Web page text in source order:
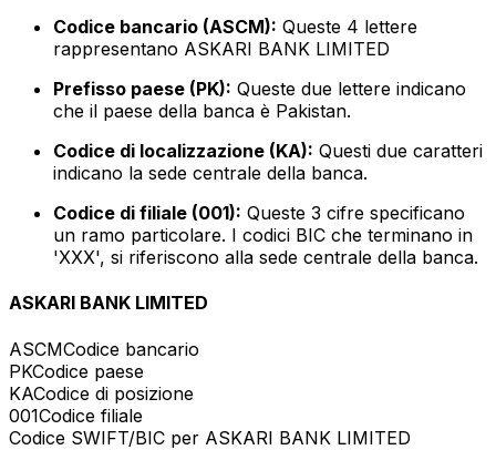
Codice bancario (ASCM): Queste 4 lettere
rappresentano ASKARI BANK LIMITED
Prefisso paese (PK): Queste due lettere indicano
che il paese della banca è Pakistan.
Codice di localizzazione (KA): Questi due caratteri
indicano la sede centrale della banca.
Codice di filiale (001): Queste 3 cifre specificano
un ramo particolare. I codici BIC che terminano in
'XXX', si riferiscono alla sede centrale della banca.
ASKARI BANK LIMITED
ASCMCodice bancario
PKCodice paese
KACodice di posizione
001Codice filiale
Codice SWIFT/BIC per ASKARI BANK LIMITED